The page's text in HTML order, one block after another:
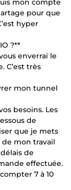
mon compte
pour que
hyper
?**
enverrai le
C’est très
mon tunnel
besoins. Les
de
que je mets
de mon travail
de
effectuée.
7 à 10